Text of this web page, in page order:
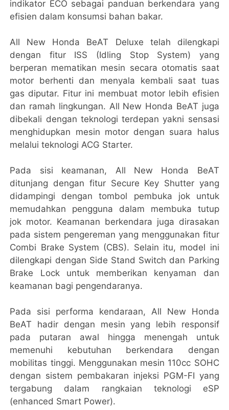
indikator ECO sebagai panduan berkendara yang
efisien dalam konsumsi bahan bakar.
All New Honda BeAT Deluxe telah dilengkapi
dengan fitur ISS (Idling Stop System) yang
berperan mematikan mesin secara otomatis saat
motor berhenti dan menyala kembali saat tuas
gas diputar. Fitur ini membuat motor lebih efisien
dan ramah lingkungan. All New Honda BeAT juga
dibekali dengan teknologi terdepan yakni sensasi
menghidupkan mesin motor dengan suara halus
melalui teknologi ACG Starter.
Pada sisi keamanan, All New Honda BeAT
ditunjang dengan fitur Secure Key Shutter yang
didampingi dengan tombol pembuka jok untuk
memudahkan pengguna dalam membuka tutup
jok motor. Keamanan berkendara juga dirasakan
pada sistem pengereman yang menggunakan fitur
Combi Brake System (CBS). Selain itu, model ini
dilengkapi dengan Side Stand Switch dan Parking
Brake Lock untuk memberikan kenyaman dan
keamanan bagi pengendaranya.
Pada sisi performa kendaraan, All New Honda
BeAT hadir dengan mesin yang lebih responsif
pada putaran awal hingga menengah untuk
memenuhi kebutuhan berkendara dengan
mobilitas tinggi. Menggunakan mesin 110cc SOHC
dengan sistem pembakaran injeksi PGM-FI yang
tergabung dalam rangkaian teknologi eSP
(enhanced Smart Power).